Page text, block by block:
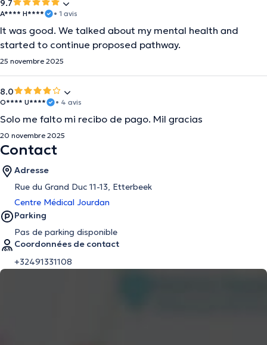
9.7
A**** H**** • 1 avis
It was good. We talked about my mental health and
started to continue proposed pathway.
25 novembre 2025
8.0
O**** U**** • 4 avis
Solo me falto mi recibo de pago. Mil gracias
20 novembre 2025
Contact
Adresse
Rue du Grand Duc 11-13, Etterbeek
Centre Médical Jourdan
Parking
Pas de parking disponible
Coordonnées de contact
+32491331108